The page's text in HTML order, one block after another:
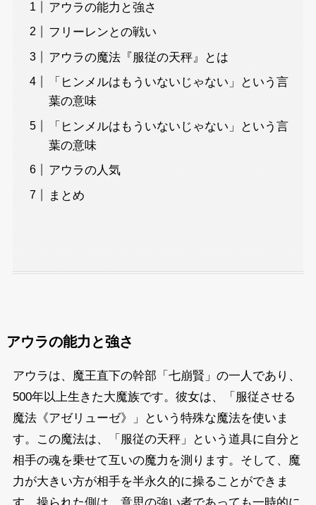
アウラの能力と強さ
フリーレンとの戦い
アウラの魔法『服従の天秤』とは
「ヒンメルはもういないじゃない」という言
葉の意味
「ヒンメルはもういないじゃない」という言
葉の意味
アウラの人気
まとめ
アウラの能力と強さ
アウラは、魔王直下の幹部「七崩賢」の一人であり、
500年以上生きた大魔族です。彼女は、「服従させる
魔法《アゼリューゼ》」という特殊な魔法を使いま
す。この魔法は、「服従の天秤」という道具に自分と
相手の魂を乗せて互いの魔力を測ります。そして、魔
力が大きい方が相手を半永久的に操ることができま